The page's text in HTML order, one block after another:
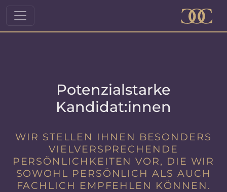
Potenzialstarke
Kandidat:innen
WIR STELLEN IHNEN BESONDERS
VIELVERSPRECHENDE
PERSÖNLICHKEITEN VOR, DIE WIR
SOWOHL PERSÖNLICH ALS AUCH
FACHLICH EMPFEHLEN KÖNNEN.